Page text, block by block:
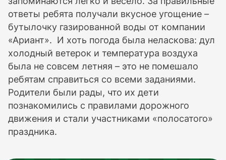
ответы ребята получали вкусное угощение –
бутылочку газированной воды от компании
«Ариант». И хоть погода была неласкова: дул
холодный ветерок и температура воздуха
была не совсем летняя – это не помешало
ребятам справиться со всеми заданиями.
Родители были рады, что их дети
познакомились с правилами дорожного
движения и стали участниками «полосатого»
праздника.